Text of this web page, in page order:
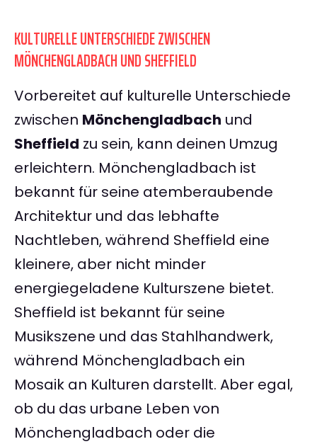
KULTURELLE UNTERSCHIEDE ZWISCHEN
MÖNCHENGLADBACH UND SHEFFIELD
Vorbereitet auf kulturelle Unterschiede
zwischen Mönchengladbach und
Sheffield zu sein, kann deinen Umzug
erleichtern. Mönchengladbach ist
bekannt für seine atemberaubende
Architektur und das lebhafte
Nachtleben, während Sheffield eine
kleinere, aber nicht minder
energiegeladene Kulturszene bietet.
Sheffield ist bekannt für seine
Musikszene und das Stahlhandwerk,
während Mönchengladbach ein
Mosaik an Kulturen darstellt. Aber egal,
ob du das urbane Leben von
Mönchengladbach oder die